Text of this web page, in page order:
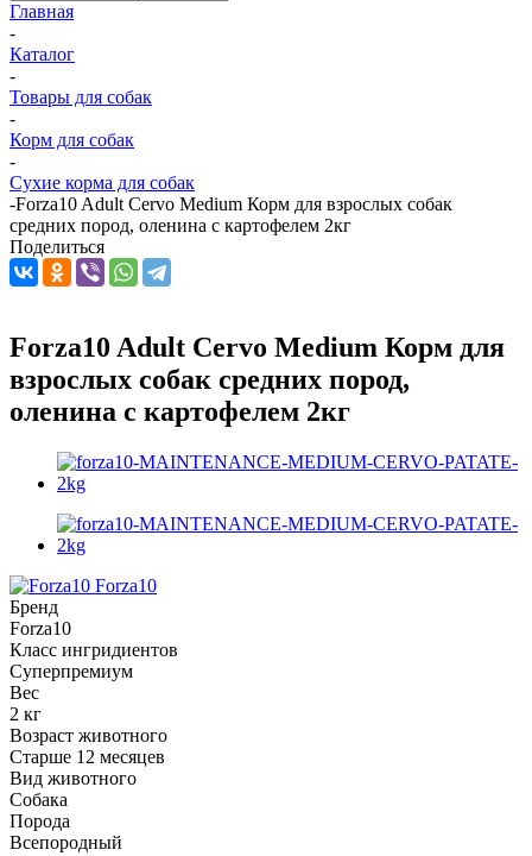
Главная
-
Каталог
-
Товары для собак
-
Корм для собак
-
Сухие корма для собак
-Forza10 Adult Cervo Medium Корм для взрослых собак
средних пород, оленина с картофелем 2кг
Поделиться
Forza10 Adult Cervo Medium Корм для
взрослых собак средних пород,
оленина с картофелем 2кг
Forza10
Бренд
Forza10
Класс ингридиентов
Суперпремиум
Вес
2 кг
Возраст животного
Старше 12 месяцев
Вид животного
Собака
Порода
Всепородный